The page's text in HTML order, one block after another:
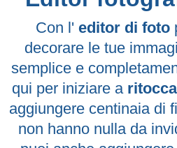
Con l' editor di foto
decorare le tue
semplice e
qui per iniziare a
aggiungere centinaia di
non hanno nulla da